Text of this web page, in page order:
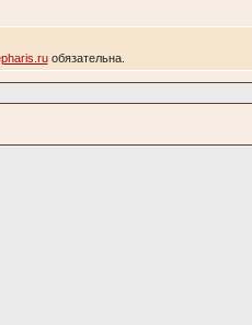
обязательна.